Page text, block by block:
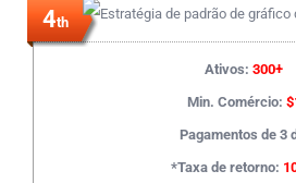
4th
Ativos: 300+
Min. Comércio:
Pagamentos de 3
*Taxa de retorno: